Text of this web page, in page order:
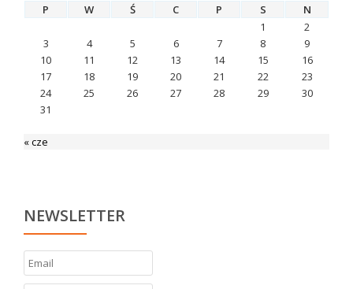
P W Ś C P S
N
1
2
3
4 5 6 7 8
9
10
11 12 13 14 15
16
17
18 19 20 21 22
23
24
25 26 27 28 29
30
31
« cze
NEWSLETTER